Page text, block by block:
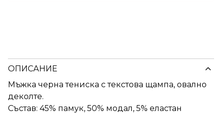
ОПИСАНИЕ
Мъжка черна тениска с текстова щампа, овално
деколте.
Състав: 45% памук, 50% модал, 5% еластан